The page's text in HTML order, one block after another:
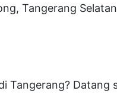
Tangerang
Tangerang? Datang